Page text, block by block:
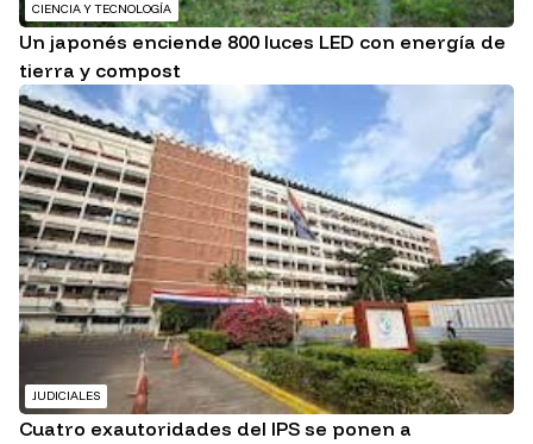
CIENCIA Y TECNOLOGÍA
Un japonés enciende 800 luces LED con energía de
tierra y compost
JUDICIALES
Cuatro exautoridades del IPS se ponen a